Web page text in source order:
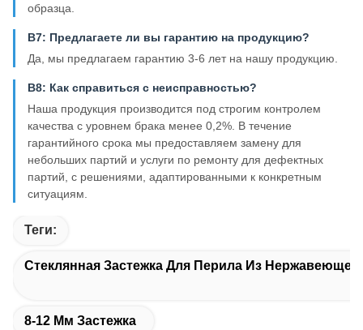
образца.
В7: Предлагаете ли вы гарантию на продукцию?
Да, мы предлагаем гарантию 3-6 лет на нашу продукцию.
В8: Как справиться с неисправностью?
Наша продукция производится под строгим контролем
качества с уровнем брака менее 0,2%. В течение
гарантийного срока мы предоставляем замену для
небольших партий и услуги по ремонту для дефектных
партий, с решениями, адаптированными к конкретным
ситуациям.
Теги:
Стеклянная Застежка Для Перила Из Нержавеющей
8-12 Мм Застежка